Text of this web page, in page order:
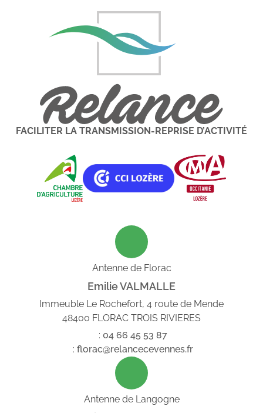
FACILITER LA TRANSMISSION-REPRISE D’ACTIVITÉ
Antenne de Florac
Emilie VALMALLE
Immeuble Le Rochefort, 4 route de Mende
48400 FLORAC TROIS RIVIERES
: 04 66 45 53 87
: florac@relancecevennes.fr
Antenne de Langogne